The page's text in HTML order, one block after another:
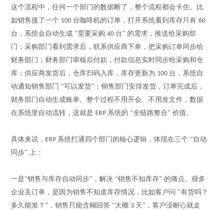
这个流程中，任何一个部门的数据断了，整个流程都会卡住。比
如销售接了一个 100 台咖啡机的订单，打开系统看到库存只有60
台，系统会自动生成 “需要采购40 台” 的需求，推送给采购部
门；采购部门看到需求后，联系供应商下单，把采购订单同步给
财务部门；财务部门审核后付款，付款信息实时同步给采购和仓
库；供应商发货后，仓库扫码入库，库存更新为 100 台，系统自
动通知销售部门 “可以发货”；销售部门安排发货，订单完成后，
财务部门自动生成账单。整个过程不用开会、不用发文件，数据
在系统里自动流转，这就是 ERP 系统的 “全链路整合” 价值。
具体来说， ERP 系统打通四个部门的核心逻辑，体现在三个 “自动
同步” 上：
一是“销售与库存自动同步”，解决 “销售不知库存” 的痛点。很多
企业丢订单，是因为销售不知道库存情况，比如客户问 “有货吗？
多久能发？”，销售只能含糊回答 “大概 3 天”，客户没耐心就走